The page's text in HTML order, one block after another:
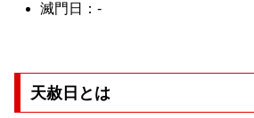
滅門日：-
天赦日とは